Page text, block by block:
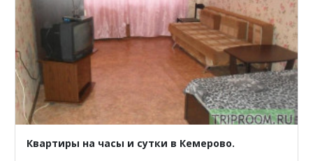
Квартиры на часы и сутки в Кемерово.